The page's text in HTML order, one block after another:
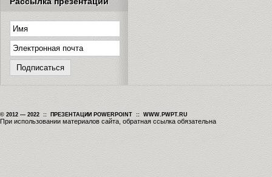
© 2012 — 2022 :: ПРЕЗЕНТАЦИИ POWERPOINT :: WWW.PWPT.RU
При использовании материалов сайта, обратная ссылка обязательна